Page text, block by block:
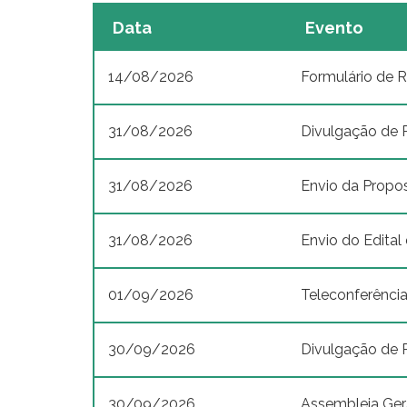
Data Evento
14/08/2026 Formulário de
31/08/2026 Divulgação de
31/08/2026 Envio da
31/08/2026 Envio do
01/09/2026
30/09/2026 Divulgação de